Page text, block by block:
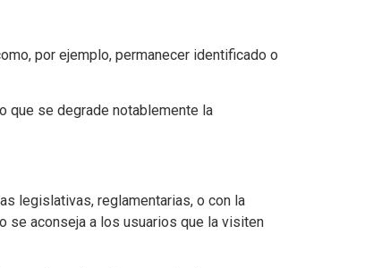
por ejemplo, permanecer identificado o
que se degrade notablemente la
legislativas, reglamentarias, o con la
se aconseja a los usuarios que la visiten